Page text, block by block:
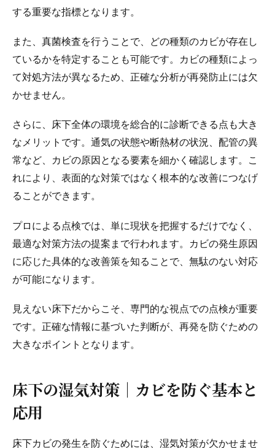
する重要な指標となります。
また、真菌検査を行うことで、どの種類のカビが存在し
ているかを特定することも可能です。カビの種類によっ
て対処方法が異なるため、正確な分析が再発防止には欠
かせません。
さらに、床下全体の環境を総合的に診断できる点も大き
なメリットです。通気の状態や断熱材の状況、配管の異
常など、カビの原因となる要素を細かく確認します。こ
れにより、表面的な対策ではなく根本的な改善につなげ
ることができます。
プロによる点検では、単に現状を把握するだけでなく、
最適な対策方法の提案まで行われます。カビの発生原因
に応じた具体的な改善策を知ることで、無駄のない対応
が可能になります。
見えない床下だからこそ、専門的な視点での点検が重要
です。正確な情報に基づいた判断が、再発を防ぐための
大きなポイントとなります。
床下の湿気対策｜カビを防ぐ基本と
応用
床下カビの発生を防ぐためには、湿気対策が欠かせませ